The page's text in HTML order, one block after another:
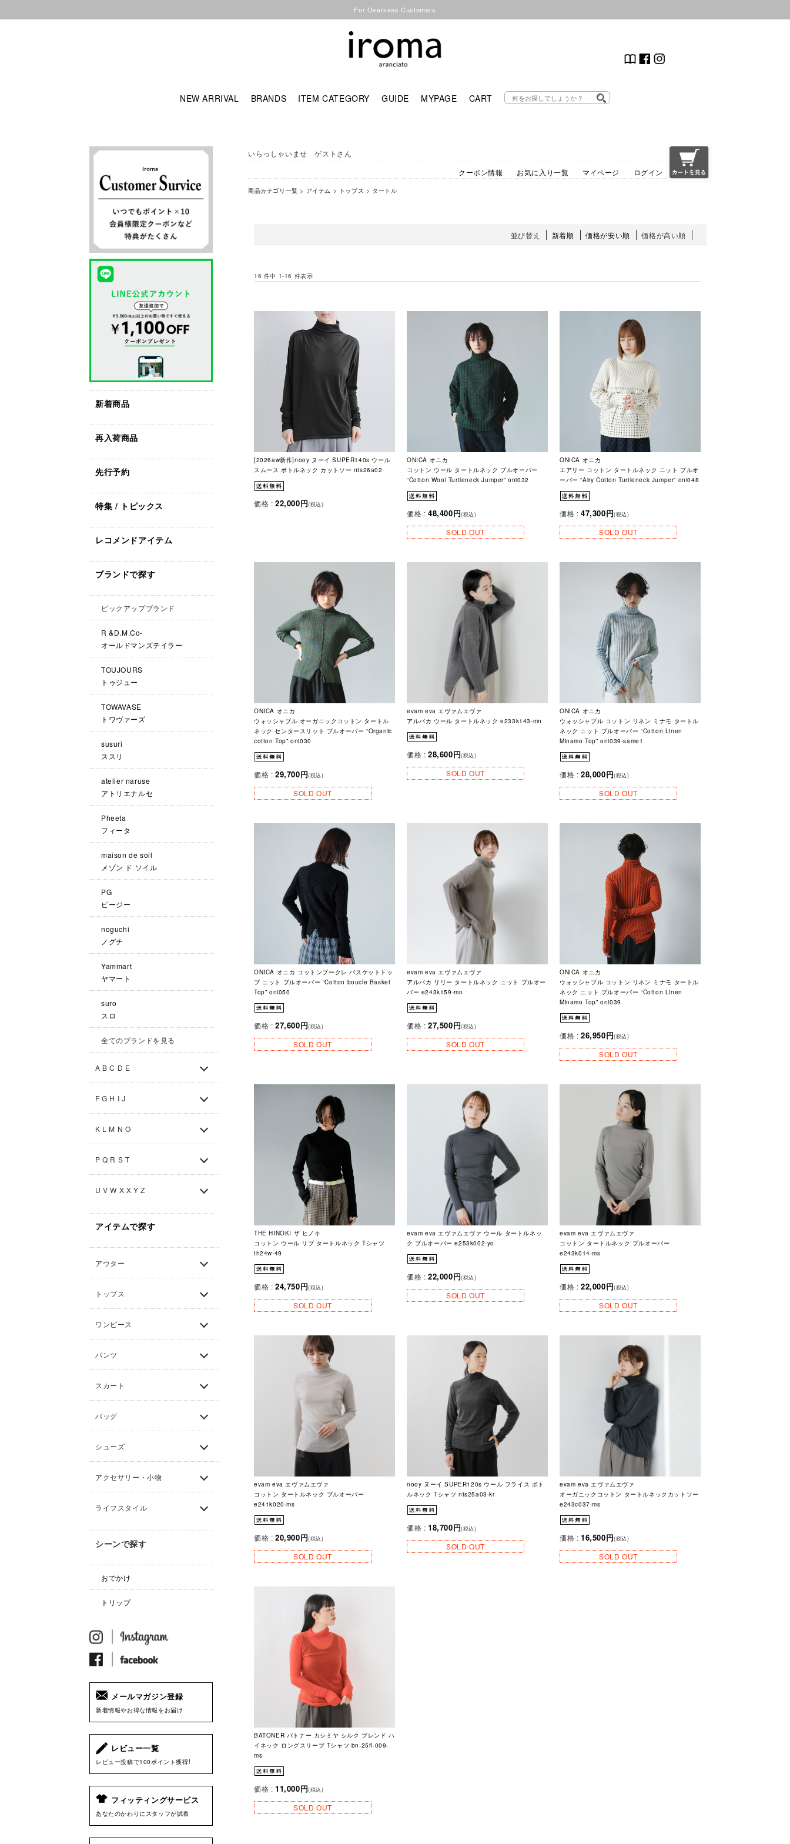
For Overseas Customers
NEW ARRIVAL BRANDS ITEM CATEGORY GUIDE MYPAGE CART
新着商品
再入荷商品
先行予約
特集 / トピックス
レコメンドアイテム
ブランドで探す
ピックアップブランド
R &D.M.Co-
オールドマンズテイラー
TOUJOURS
トゥジュー
TOWAVASE
トワヴァーズ
susuri
ススリ
atelier naruse
アトリエナルセ
Pheeta
フィータ
maison de soil
メゾン ド ソイル
PG
ピージー
noguchi
ノグチ
Yammart
ヤマート
suro
スロ
全てのブランドを見る
A B C D E
F G H I J
K L M N O
P Q R S T
U V W X X Y Z
アイテムで探す
アウター
トップス
ワンピース
パンツ
スカート
バッグ
シューズ
アクセサリー・小物
ライフスタイル
シーンで探す
おでかけ
トリップ
メールマガジン登録
新着情報やお得な情報をお届け
レビュー一覧
レビュー投稿で100ポイント獲得!
フィッティングサービス
あなたのかわりにスタッフが試着
いらっしゃいませ ゲストさん
クーポン情報
お気に入り一覧 マイページ ログイン
商品カテゴリ一覧 > アイテム > トップス > タートル
並び替え 新着順 価格が安い順 価格が高い順
16 件中 1-16 件表示
[2026aw新作]nooy ヌーイ SUPER140s ウール
スムース ボトルネック カットソー nts26a02
価格 : 22,000円(税込)
ONICA オニカ
コットン ウール タートルネック プルオーバー
“Cotton Wool Turtleneck Jumper” oni032
価格 : 48,400円(税込)
SOLD OUT
ONICA オニカ
エアリー コットン タートルネック ニット プルオ
ーバー “Airy Cotton Turtleneck Jumper” oni048
価格 : 47,300円(税込)
SOLD OUT
ONICA オニカ
ウォッシャブル オーガニックコットン タートル
ネック センタースリット プルオーバー “Organic
cotton Top” oni030
価格 : 29,700円(税込)
SOLD OUT
evam eva エヴァムエヴァ
アルパカ ウール タートルネック e233k143-mn
価格 : 28,600円(税込)
SOLD OUT
ONICA オニカ
ウォッシャブル コットン リネン ミナモ タートル
ネック ニット プルオーバー “Cotton Linen
Minamo Top” oni039-same1
価格 : 28,000円(税込)
SOLD OUT
ONICA オニカ コットンブークレ バスケットトッ
プ ニット プルオーバー “Cotton boucle Basket
Top” oni050
価格 : 27,600円(税込)
SOLD OUT
evam eva エヴァムエヴァ
アルパカ リリー タートルネック ニット プルオー
バー e243k159-mn
価格 : 27,500円(税込)
SOLD OUT
ONICA オニカ
ウォッシャブル コットン リネン ミナモ タートル
ネック ニット プルオーバー “Cotton Linen
Minamo Top” oni039
価格 : 26,950円(税込)
SOLD OUT
THE HINOKI ザ ヒノキ
コットン ウール リブ タートルネック Tシャツ
th24w-49
価格 : 24,750円(税込)
SOLD OUT
evam eva エヴァムエヴァ ウール タートルネッ
ク プルオーバー e253k002-yo
価格 : 22,000円(税込)
SOLD OUT
evam eva エヴァムエヴァ
コットン タートルネック プルオーバー
e243k014-ms
価格 : 22,000円(税込)
SOLD OUT
evam eva エヴァムエヴァ
コットン タートルネック プルオーバー
e241k020-ms
価格 : 20,900円(税込)
SOLD OUT
nooy ヌーイ SUPER120s ウール フライス ボト
ルネック Tシャツ nts25a03-kr
価格 : 18,700円(税込)
SOLD OUT
evam eva エヴァムエヴァ
オーガニックコットン タートルネックカットソー
e243c037-ms
価格 : 16,500円(税込)
SOLD OUT
BATONER バトナー カシミヤ シルク ブレンド ハ
イネック ロングスリーブ Tシャツ bn-25fl-009-
ms
価格 : 11,000円(税込)
SOLD OUT